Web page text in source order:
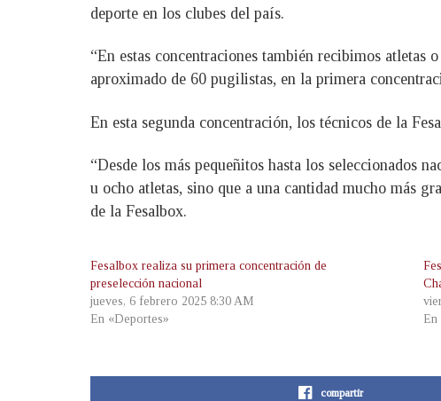
deporte en los clubes del país.
“En estas concentraciones también recibimos atletas
aproximado de 60 pugilistas, en la primera
En esta segunda concentración, los técnicos de la
“Desde los más pequeñitos hasta los seleccionados
u ocho atletas, sino que a una cantidad mucho más
de la Fesalbox.
Fesalbox realiza su primera concentración de
preselección nacional
jueves, 6 febrero 2025 8:30 AM
En «Deportes»
En
compartir